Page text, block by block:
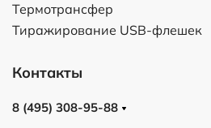
Термотрансфер
Тиражирование USB-флешек
Контакты
8 (495) 308-95-88